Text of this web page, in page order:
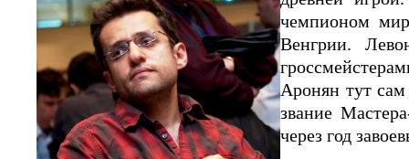
чемпионом
Венгрии.
Аронян тут
звание
через год